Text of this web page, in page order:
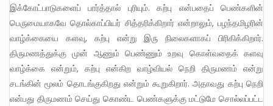
இக்கோட்பாடுகளைப் பார்த்தால் புரியும். கற்பு என்பதைப் பெண்களின்
பெருமையாகவே தொல்காப்பியர் சித்தரிக்கிறார் என்றாலும், பழந்தமிழரின்
வாழ்க்கையை களவு, கற்பு என்று இரு நிலைகளாகப் பிரிகிக்கிறார்.
திருமணத்துக்கு முன் ஆணும் பெண்ணும் உறவு கொள்வதைக் களவு
வாழ்க்கை என்றும், கற்பு என்கிற வாழ்வியல் நெறி திருமணம் என்று
சடங்கின் மூலம் தொடங்குகிறது என்றும் கூறுகிறார். அதாவது கற்பு நெறி
என்பது திருமணம் செய்து கொண்ட பெண்களுக்கு மட்டுமே சொல்லப்பட்ட